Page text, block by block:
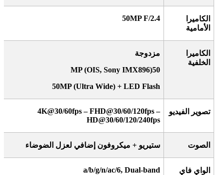
الكاميرا
الأمامية
50MP F/2.4
الكاميرا
الخلفية
مزدوجة
50
MP (OIS, Sony IMX896)
50MP (Ultra Wide) + LED Flash
تصوير الفيديو
4K@30/60fps – FHD@30/60/120fps –
HD@30/60/120/240fps
الصوت ستيريو + ميكروفون إضافي لعزل الضوضاء
الواي فاي a/b/g/n/ac/6, Dual-band